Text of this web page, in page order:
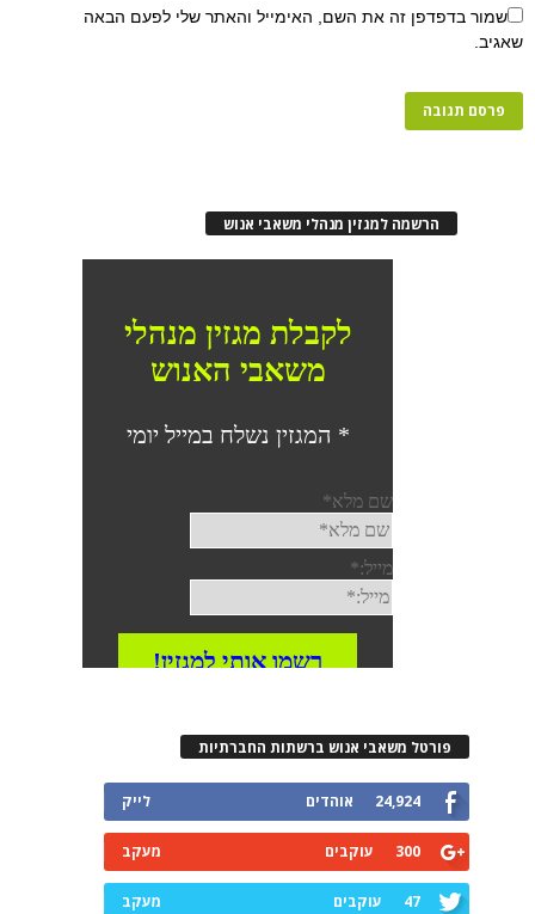
שמור בדפדפן זה את השם, האימייל והאתר שלי לפעם הבאה
שאגיב.
הרשמה למגזין מנהלי משאבי אנוש
פורטל משאבי אנוש ברשתות החברתיות
24,924 אוהדים לייק
300 עוקבים מעקב
47 עוקבים מעקב